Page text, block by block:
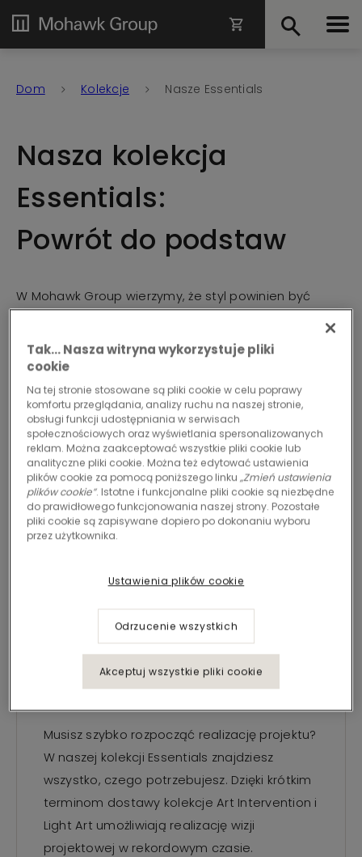
Dom Kolekcje Nasze Essentials
Nasza kolekcja
Essentials:
Powrót do podstaw
W Mohawk Group wierzymy, że styl powinien być
przedstawiamy naszą niezbędną kolekcję stylowych i
niedrogich płytek dywanowych, zaprojektowanych
tak, aby ozdobić Twoją przestrzeń w sposób
przepełniony elegancją i charakterem bez uszczerbku
dla jakości.
Nasze zobowiązania wykraczają poza przystępność
cenową; staramy się oferować opcje, które
przekształcają wnętrza w przytulne i inspirujące
przestrzenie.
Szybkie rozwiązania,
błyskawiczny styl
Musisz szybko rozpocząć realizację projektu?
W naszej kolekcji Essentials znajdziesz
wszystko, czego potrzebujesz. Dzięki krótkim
terminom dostawy kolekcje Art Intervention i
Light Art umożliwiają realizację wizji
projektowej w rekordowym czasie.
Tak… Nasza witryna wykorzystuje pliki
cookie
Na tej stronie stosowane są pliki cookie w celu poprawy
komfortu przeglądania, analizy ruchu na naszej stronie,
obsługi funkcji udostępniania w serwisach
społecznościowych oraz wyświetlania spersonalizowanych
reklam. Można zaakceptować wszystkie pliki cookie lub
analityczne pliki cookie. Można też edytować ustawienia
plików cookie za pomocą poniższego linku„Zmień ustawienia
plików cookie”. Istotne i funkcjonalne pliki cookie są niezbędne
do prawidłowego funkcjonowania naszej strony. Pozostałe
pliki cookie są zapisywane dopiero po dokonaniu wyboru
przez użytkownika.
Ustawienia plików cookie
Odrzucenie wszystkich
Akceptuj wszystkie pliki cookie